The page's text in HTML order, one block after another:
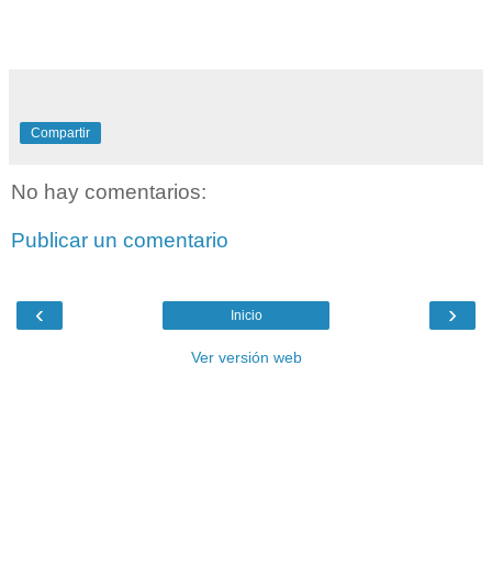
Compartir
No hay comentarios:
Publicar un comentario
‹ ›
Inicio
Ver versión web